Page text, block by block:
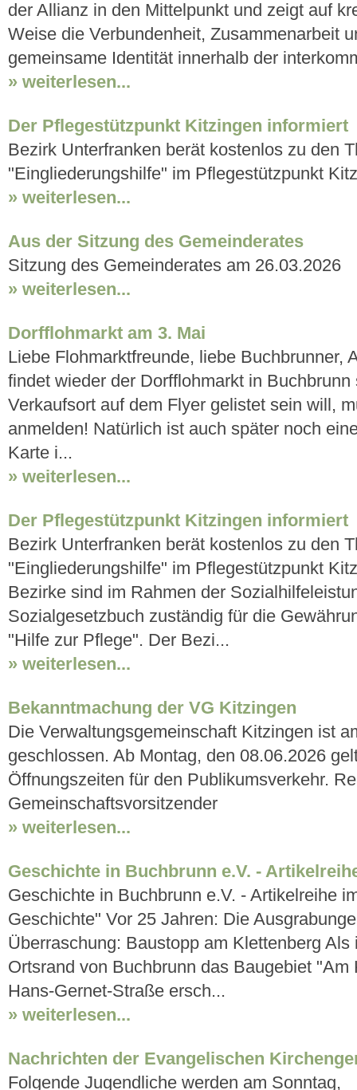
der Allianz in den Mittelpunkt und zeigt auf
Weise die Verbundenheit, Zusammenarbeit
gemeinsame Identität innerhalb der
» weiterlesen...
Der Pflegestützpunkt Kitzingen informiert
Bezirk Unterfranken berät kostenlos zu den
"Eingliederungshilfe" im Pflegestützpunkt
» weiterlesen...
Aus der Sitzung des Gemeinderates
Sitzung des Gemeinderates am 26.03.2026
» weiterlesen...
Dorfflohmarkt am 3. Mai
Liebe Flohmarktfreunde, liebe Buchbrunner,
findet wieder der Dorfflohmarkt in
Verkaufsort auf dem Flyer gelistet sein will,
anmelden! Natürlich ist auch später noch
Karte i...
» weiterlesen...
Der Pflegestützpunkt Kitzingen informiert
Bezirk Unterfranken berät kostenlos zu den
"Eingliederungshilfe" im Pflegestützpunkt
Bezirke sind im Rahmen der
Sozialgesetzbuch zuständig für die
"Hilfe zur Pflege". Der Bezi...
» weiterlesen...
Bekanntmachung der VG Kitzingen
Die Verwaltungsgemeinschaft Kitzingen ist
geschlossen. Ab Montag, den 08.06.2026
Öffnungszeiten für den Publikumsverkehr.
Gemeinschaftsvorsitzender
» weiterlesen...
Geschichte in Buchbrunn e.V. -
Geschichte in Buchbrunn e.V. - Artikelreihe
Geschichte" Vor 25 Jahren: Die
Überraschung: Baustopp am Klettenberg
Ortsrand von Buchbrunn das Baugebiet
Hans-Gernet-Straße ersch...
» weiterlesen...
Nachrichten der Evangelischen
Folgende Jugendliche werden am Sonntag,